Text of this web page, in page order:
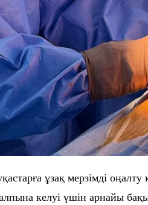
ұзақ мерзімді
келуі үшін арнайы